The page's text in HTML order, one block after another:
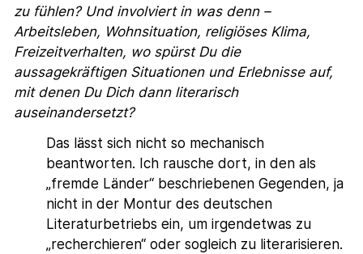
zu fühlen? Und involviert in was denn –
Arbeitsleben, Wohnsituation, religiöses Klima,
Freizeitverhalten, wo spürst Du die
aussagekräftigen Situationen und Erlebnisse auf,
mit denen Du Dich dann literarisch
auseinandersetzt?
Das lässt sich nicht so mechanisch
beantworten. Ich rausche dort, in den als
„fremde Länder“ beschriebenen Gegenden, ja
nicht in der Montur des deutschen
Literaturbetriebs ein, um irgendetwas zu
„recherchieren“ oder sogleich zu literarisieren.